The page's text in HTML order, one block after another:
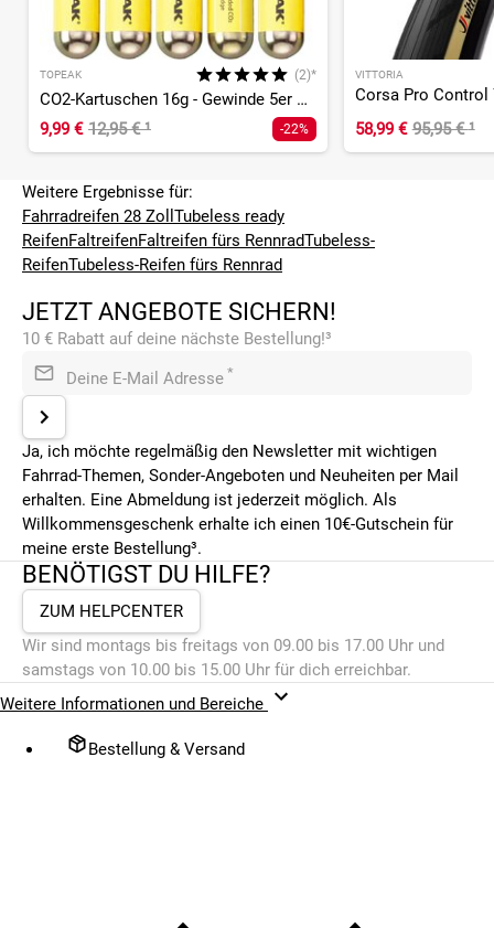
TOPEAK (2)*
CO2-Kartuschen 16g - Gewinde 5er Set
9,99 € 12,95 €¹ -22%
VITTORIA
58,99 € 95,95 €¹
Weitere Ergebnisse für:
Fahrradreifen 28 Zoll Tubeless ready
ReifenFaltreifenFaltreifen fürs RennradTubeless-
ReifenTubeless-Reifen fürs Rennrad
JETZT ANGEBOTE SICHERN!
10 € Rabatt auf deine nächste Bestellung!³
Deine E-Mail Adresse *
Ja, ich möchte regelmäßig den Newsletter mit wichtigen
Fahrrad-Themen, Sonder-Angeboten und Neuheiten per Mail
erhalten. Eine Abmeldung ist jederzeit möglich. Als
Willkommensgeschenk erhalte ich einen 10€-Gutschein für
meine erste Bestellung³.
BENÖTIGST DU HILFE?
ZUM HELPCENTER
Wir sind montags bis freitags von 09.00 bis 17.00 Uhr und
samstags von 10.00 bis 15.00 Uhr für dich erreichbar.
Weitere Informationen und Bereiche
Bestellung & Versand